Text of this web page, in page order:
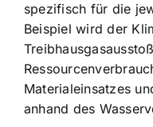
spezifisch für die
Beispiel wird der
Materialeinsatzes
anhand des